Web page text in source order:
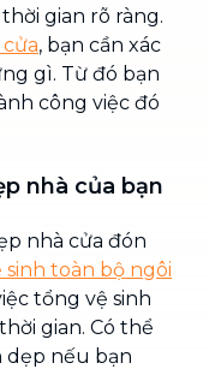
gian rõ ràng.
, bạn cần xác
gì. Từ đó bạn
công việc đó
nhà của bạn
nhà cửa đón
toàn bộ ngôi
tổng vệ sinh
gian. Có thể
dẹp nếu bạn